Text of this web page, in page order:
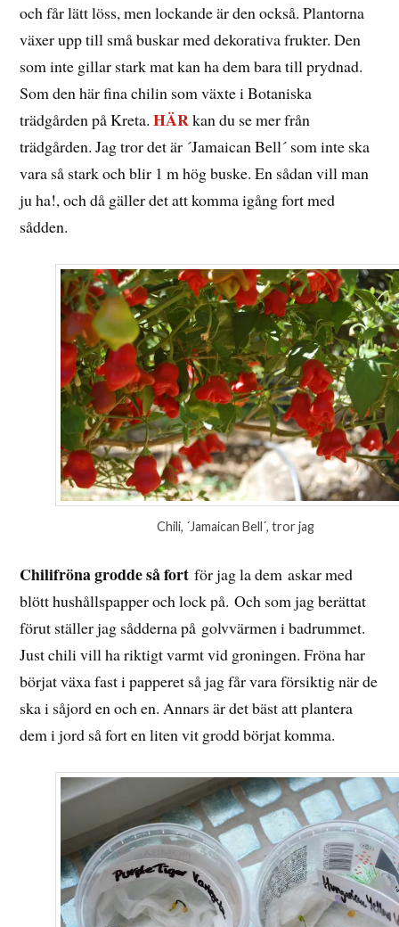
och får lätt löss, men lockande är den också. Plantorna
växer upp till små buskar med dekorativa frukter. Den
som inte gillar stark mat kan ha dem bara till prydnad.
Som den här fina chilin som växte i Botaniska
trädgården på Kreta.HÄRkan du se mer från
trädgården. Jag tror det är ´Jamaican Bell´ som inte ska
vara så stark och blir 1 m hög buske. En sådan vill man
ju ha!, och då gäller det att komma igång fort med
sådden.
Chili, ´Jamaican Bell´, tror jag
Chilifröna grodde så fortför jag la dem askar med
blött hushållspapper och lock på. Och som jag berättat
förut ställer jag sådderna på golvvärmen i badrummet.
Just chili vill ha riktigt varmt vid groningen. Fröna har
börjat växa fast i papperet så jag får vara försiktig när de
ska i såjord en och en. Annars är det bäst att plantera
dem i jord så fort en liten vit grodd börjat komma.